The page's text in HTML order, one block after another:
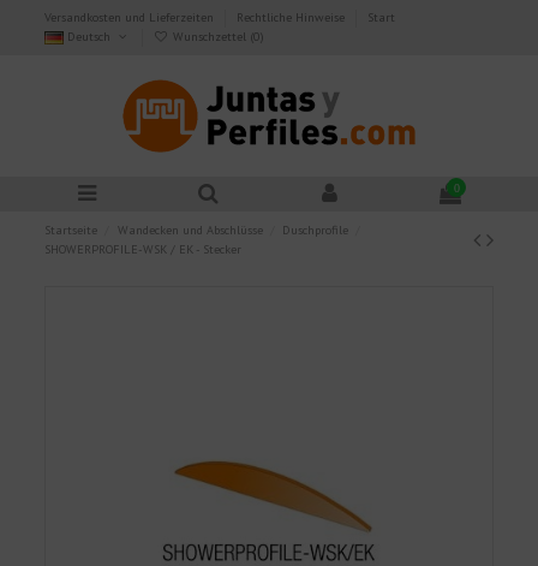
Versandkosten und Lieferzeiten Rechtliche Hinweise
Start
Deutsch
Wunschzettel (0)
0
Startseite Wandecken und Abschlüsse
Duschprofile
SHOWERPROFILE-WSK / EK - Stecker